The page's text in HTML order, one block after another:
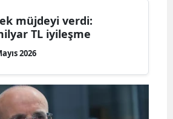
müjdeyi verdi:
TL iyileşme
2026